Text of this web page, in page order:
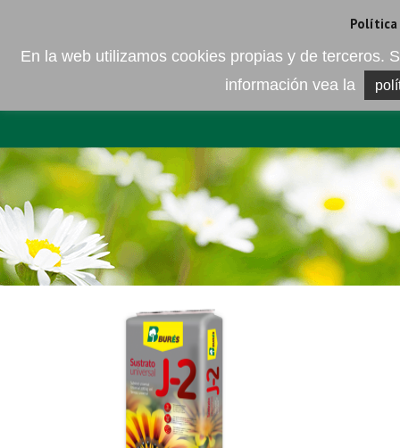
EMPRESA ELEMENTO DEL
Política
En la web utilizamos cookies propias y de terceros.
información vea la